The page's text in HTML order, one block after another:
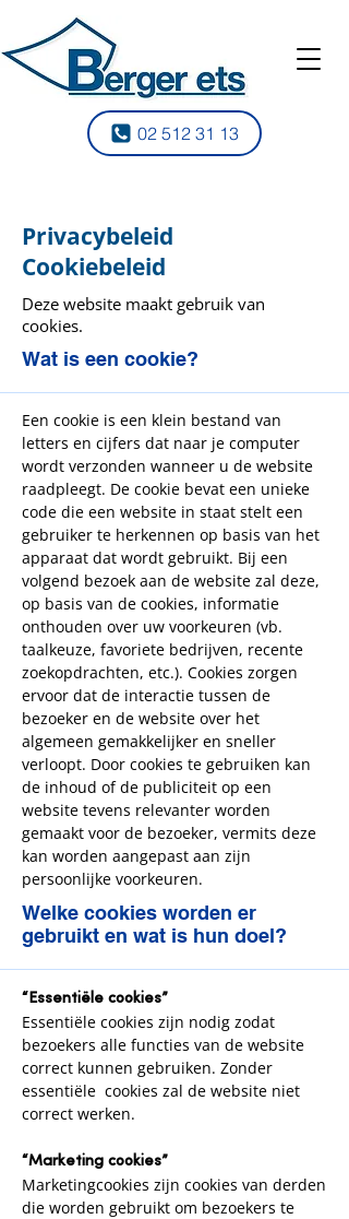
02 512 31 13
Privacybeleid
Cookiebeleid
Deze website maakt gebruik van
cookies.
Wat is een cookie?
Een cookie is een klein bestand van
letters en cijfers dat naar je computer
wordt verzonden wanneer u de website
raadpleegt. De cookie bevat een unieke
code die een website in staat stelt een
gebruiker te herkennen op basis van het
apparaat dat wordt gebruikt. Bij een
volgend bezoek aan de website zal deze,
op basis van de cookies, informatie
onthouden over uw voorkeuren (vb.
taalkeuze, favoriete bedrijven, recente
zoekopdrachten, etc.). Cookies zorgen
ervoor dat de interactie tussen de
bezoeker en de website over het
algemeen gemakkelijker en sneller
verloopt. Door cookies te gebruiken kan
de inhoud of de publiciteit op een
website tevens relevanter worden
gemaakt voor de bezoeker, vermits deze
kan worden aangepast aan zijn
persoonlijke voorkeuren.
Welke cookies worden er
gebruikt en wat is hun doel?
“Essentiële cookies”
Essentiële cookies zijn nodig zodat
bezoekers alle functies van de website
correct kunnen gebruiken. Zonder
essentiële cookies zal de website niet
correct werken.
“Marketing cookies”
Marketingcookies zijn cookies van derden
die worden gebruikt om bezoekers te